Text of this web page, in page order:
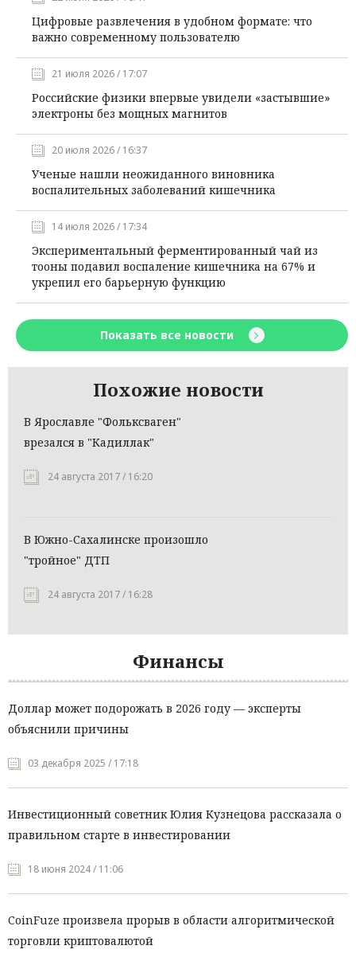
Цифровые развлечения в удобном формате: что
важно современному пользователю
21 июля 2026 / 17:07
Российские физики впервые увидели «застывшие»
электроны без мощных магнитов
20 июля 2026 / 16:37
Ученые нашли неожиданного виновника
воспалительных заболеваний кишечника
14 июля 2026 / 17:34
Экспериментальный ферментированный чай из
тооны подавил воспаление кишечника на 67% и
укрепил его барьерную функцию
Показать все новости
Похожие новости
В Ярославле "Фольксваген"
врезался в "Кадиллак"
24 августа 2017 / 16:20
В Южно-Сахалинске произошло
"тройное" ДТП
24 августа 2017 / 16:28
Финансы
Доллар может подорожать в 2026 году — эксперты
объяснили причины
03 декабря 2025 / 17:18
Инвестиционный советник Юлия Кузнецова рассказала о
правильном старте в инвестировании
18 июня 2024 / 11:06
CoinFuze произвела прорыв в области алгоритмической
торговли криптовалютой